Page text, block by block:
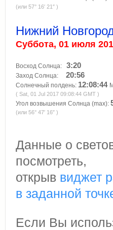
(или 57° 16′ 21″ )
Нижний
Суббота, 01 июля
Восход Солнца: 3:20
Заход Солнца: 20:56
Солнечный полдень: 12:08:44
( Sat, 01 Jul 2017 09:08:44 GMT )
Угол возвышения Солнца (max):
(или 56° 47′ 16″ )
Данные о
посмотреть,
открыв виджет
в заданной
Если Вы